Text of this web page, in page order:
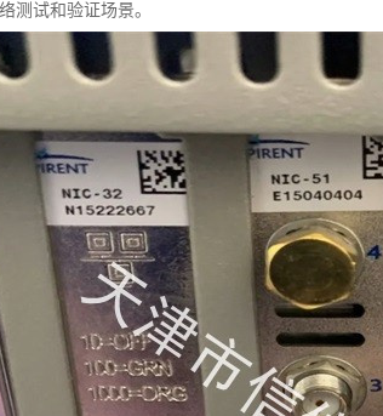
测试和验证场景。